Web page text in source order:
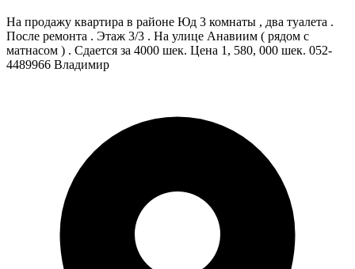
На продажу квартира в районе Юд 3 комнаты , два туалета .
После ремонта . Этаж 3/3 . На улице Анавиим ( рядом с
матнасом ) . Сдается за 4000 шек. Цена 1, 580, 000 шек. 052-
4489966 Владимир